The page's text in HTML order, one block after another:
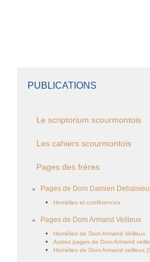
PUBLICATIONS
Le scriptorium scourmontois
Les cahiers scourmontois
Pages des frères
Pages de Dom Damien
Homélies et conférences
Pages de Dom Armand Veilleux
Homélies de Dom Armand Veilleux
Autres pages de Dom Armand
Homélies de Dom Armand veilleux